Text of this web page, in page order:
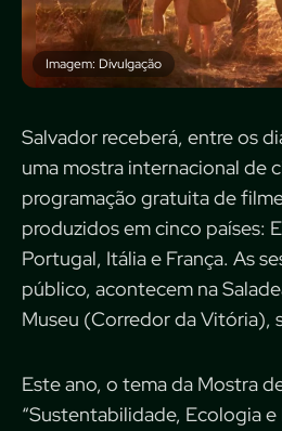
Imagem: Divulgação
Salvador receberá, entre os
uma mostra internacional de
programação gratuita de
produzidos em cinco países:
Portugal, Itália e França. As
público, acontecem na
Museu (Corredor da Vitória),
Este ano, o tema da Mostra
“Sustentabilidade, Ecologia